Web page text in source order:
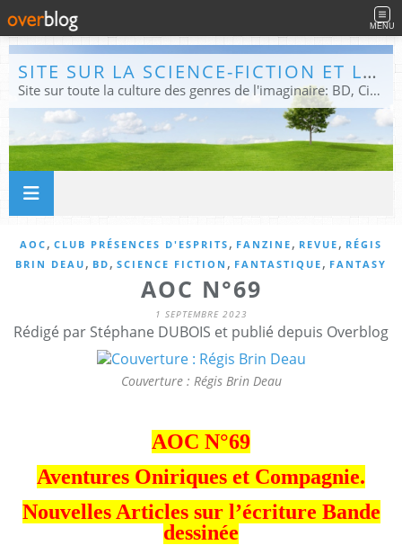
MENU
SITE SUR LA SCIENCE-FICTION ET LE FANTASTIQUE
Site sur toute la culture des genres de l'imaginaire: BD, Cinéma, Livre, Jeux, Théâtre. Présent dans les principaux festivals de film fantastique e de science-fiction, salons et conventions.
AOC , CLUB PRÉSENCES D'ESPRITS , FANZINE , REVUE , RÉGIS
BRIN DEAU , BD , SCIENCE FICTION , FANTASTIQUE , FANTASY
AOC N°69
1 SEPTEMBRE 2023
Rédigé par Stéphane DUBOIS et publié depuis Overblog
Couverture : Régis Brin Deau
AOC N°69
Aventures Oniriques et Compagnie.
Nouvelles Articles sur l’écriture Bande
dessinée